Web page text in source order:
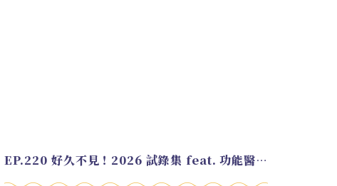
EP.220 好久不見！2026 試錄集 feat. 功能醫學營養師 美寶